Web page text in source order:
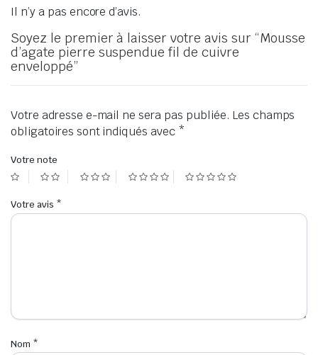
Il n’y a pas encore d’avis.
Soyez le premier à laisser votre avis sur “Mousse
d’agate pierre suspendue fil de cuivre
enveloppé”
Votre adresse e-mail ne sera pas publiée. Les champs
obligatoires sont indiqués avec *
Votre note
Votre avis *
Nom *